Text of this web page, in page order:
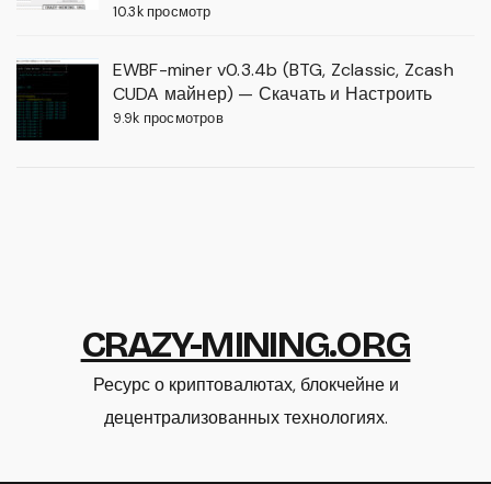
10.3k просмотр
EWBF-miner v0.3.4b (BTG, Zclassic, Zcash
CUDA майнер) — Скачать и Настроить
9.9k просмотров
CRAZY-MINING.ORG
Ресурс о криптовалютах, блокчейне и
децентрализованных технологиях.